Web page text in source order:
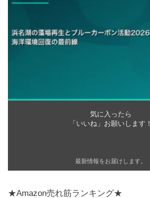
気に入ったら
「いいね」お願いします！
最新情報をお届けします。
★Amazon売れ筋ランキング★